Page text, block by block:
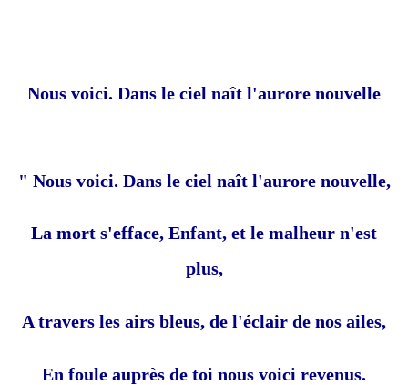
Nous voici. Dans le ciel naît l'aurore nouvelle
" Nous voici. Dans le ciel naît l'aurore nouvelle,
La mort s'efface, Enfant, et le malheur n'est
plus,
A travers les airs bleus, de l'éclair de nos ailes,
En foule auprès de toi nous voici revenus.